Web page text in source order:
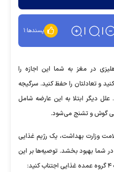
پسندها:۱
در مغز به شما این اجازه را
و تعادلتان را حفظ کنید. سرگیجه
دیگر ابتلا به این عارضه شامل
گوش و تشنج می‌شود.
وزارت بهداشت، یک رژیم غذایی
شما بهبود بخشد. توصیه‌ها بر این